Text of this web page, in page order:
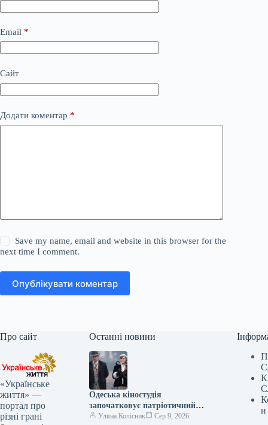
Email *
Сайт
Додати коментар *
Save my name, email and website in this browser for the
next time I comment.
Опублікувати коментар
Про сайт
«Українське
життя» —
портал про
різні грані
Останні новини
Одеська кіностудія
започатковує патріотичний
серіал «Королі світу»
Уляна Колісник
Сер 9, 2026
и